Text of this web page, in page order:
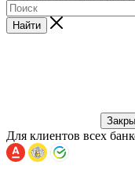
Найти
Для клиентов всех